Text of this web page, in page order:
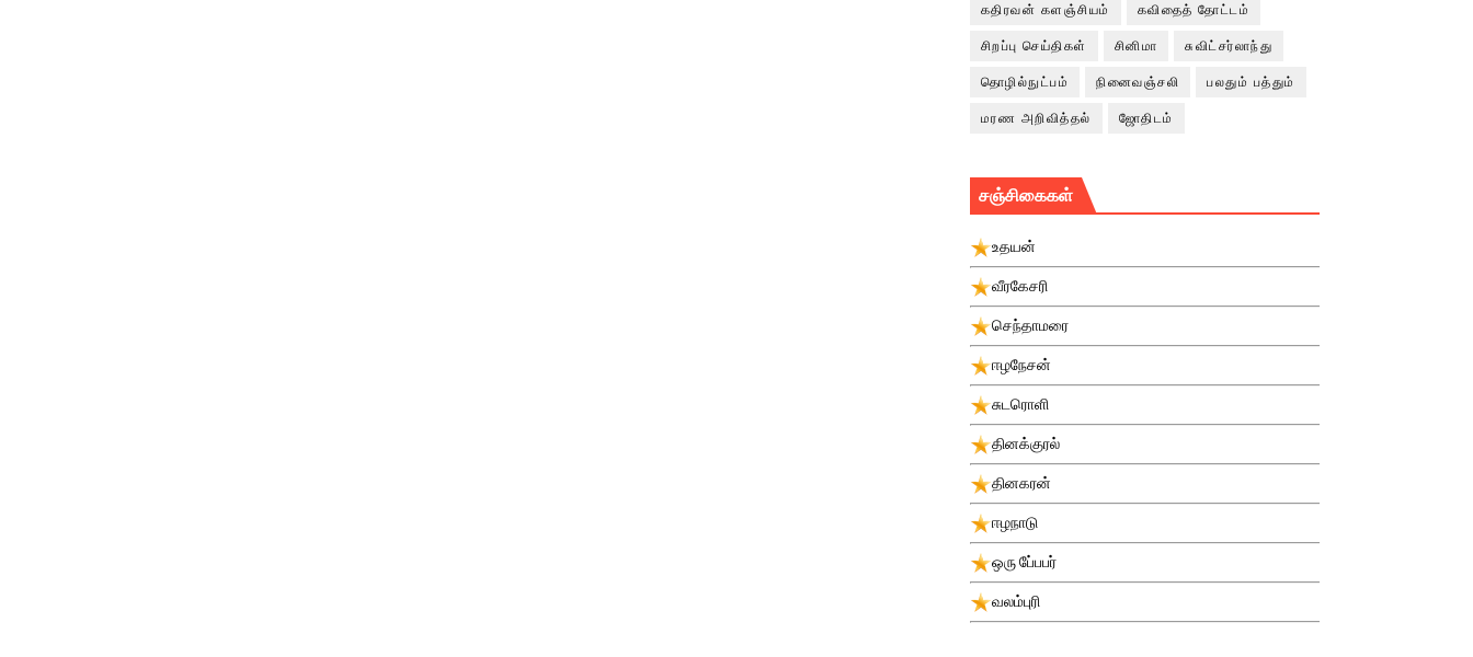
கதிரவன் களஞ்சியம் கவிதைத் தோட்டம்
சிறப்பு செய்திகள் சினிமா சுவிட்சர்லாந்து
தொழில்நுட்பம் நினைவஞ்சலி பலதும் பத்தும்
மரண அறிவித்தல் ஜோதிடம்
சஞ்சிகைகள்
உதயன்
வீரகேசரி
செந்தாமரை
ஈழநேசன்
சுடரொளி
தினக்குரல்
தினகரன்
ஈழநாடு
ஒரு பே்பபர்
வலம்புரி